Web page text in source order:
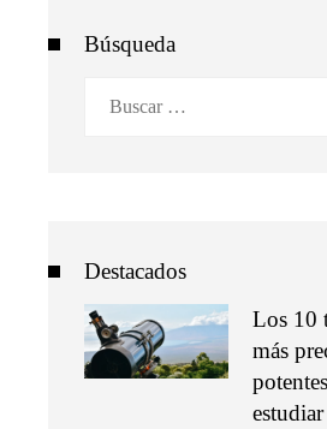
Búsqueda
Destacados
Los 10
más